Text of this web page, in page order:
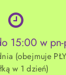
15:00 w pn-
(obejmuje
w 1 dzień)